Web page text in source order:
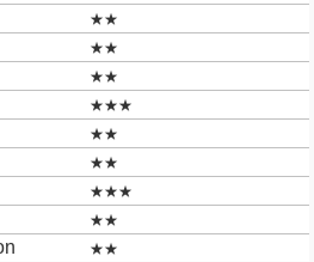
★★
★★
★★
★★★
★★
★★
★★★
★★
★★